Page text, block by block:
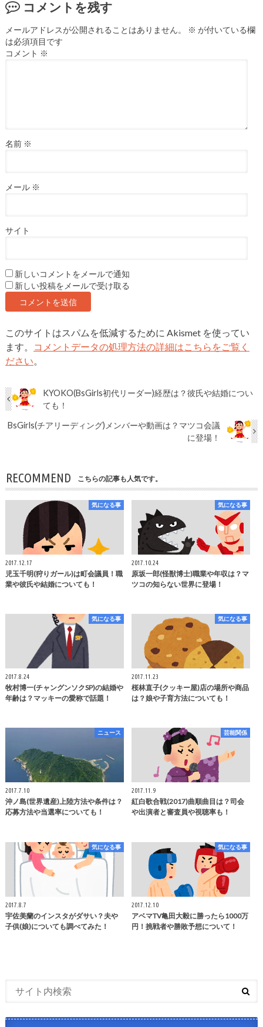
コメントを残す
メールアドレスが公開されることはありません。 ※ が付いている欄
は必須項目です
コメント ※
名前 ※
メール ※
サイト
新しいコメントをメールで通知
新しい投稿をメールで受け取る
このサイトはスパムを低減するために Akismet を使ってい
ます。
コメントデータの処理方法の詳細はこちらをご覧く
ださい。
KYOKO(BsGirls初代リーダー)経歴は？彼氏や結婚につい
ても！
BsGirls(チアリーディング)メンバーや動画は？マツコ会議
に登場！
RECOMMEND こちらの記事も人気です。
気になる事
2017.12.17
児玉千明(狩りガール)は町会議員！職
業や彼氏や結婚についても！
気になる事
2017.10.24
原坂一郎(怪獣博士)職業や年収は？マ
ツコの知らない世界に登場！
気になる事
2017.8.24
牧村博一(チャングンソクSP)の結婚や
年齢は？マッキーの愛称で話題！
気になる事
2017.11.23
桜林直子(クッキー屋)店の場所や商品
は？娘や子育方法についても！
ニュース
2017.7.10
沖ノ島(世界遺産)上陸方法や条件は？
応募方法や当選率についても！
芸能関係
2017.11.9
紅白歌合戦(2017)曲順曲目は？司会
や出演者と審査員や視聴率も！
気になる事
2017.8.7
宇佐美蘭のインスタがダサい？夫や
子供(娘)についても調べてみた！
気になる事
2017.12.10
アベマTV亀田大毅に勝ったら1000万
円！挑戦者や勝敗予想について！